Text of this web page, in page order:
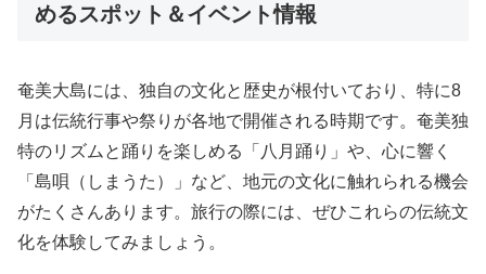
めるスポット＆イベント情報
奄美大島には、独自の文化と歴史が根付いており、特に8
月は伝統行事や祭りが各地で開催される時期です。奄美独
特のリズムと踊りを楽しめる「八月踊り」や、心に響く
「島唄（しまうた）」など、地元の文化に触れられる機会
がたくさんあります。旅行の際には、ぜひこれらの伝統文
化を体験してみましょう。